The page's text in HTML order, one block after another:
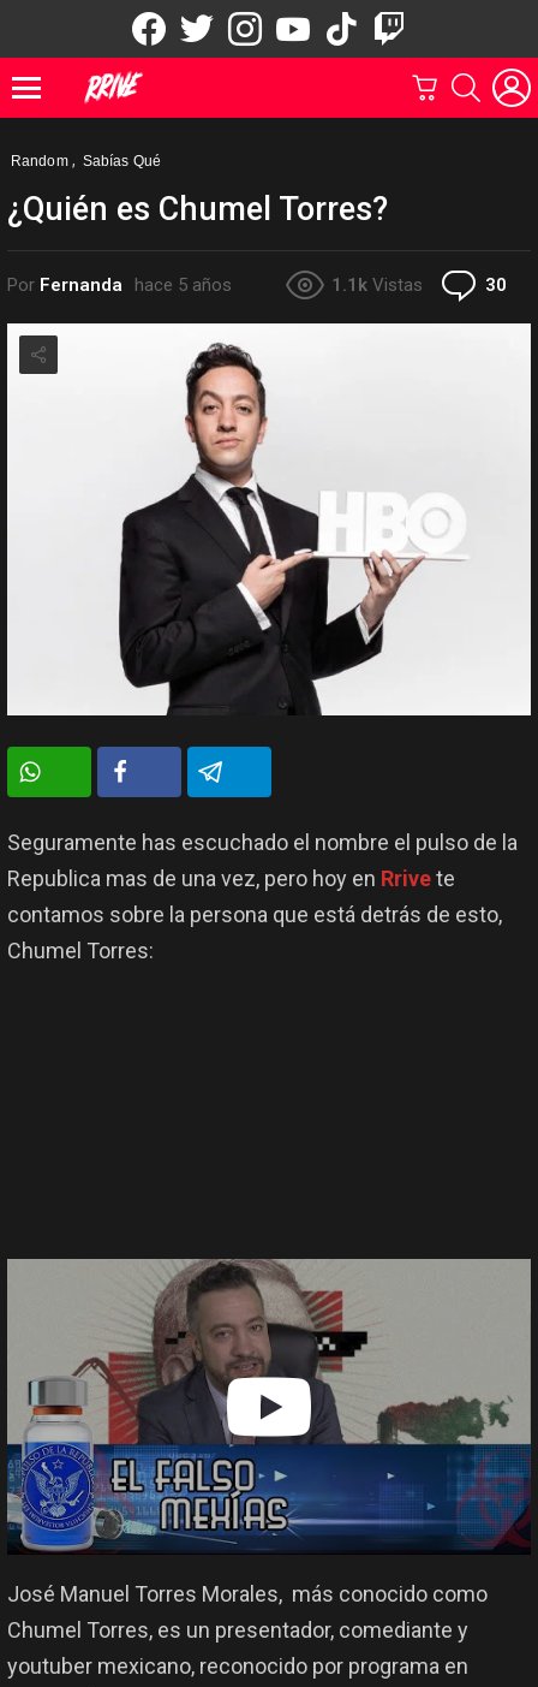
CARRITOBUSCAR
Random , Sabías Qué
¿Quién es Chumel Torres?
Por Fernanda hace 5 años 1.1k Vistas 30
Seguramente has escuchado el nombre el pulso de la
Republica mas de una vez, pero hoy en Rrivete
contamos sobre la persona que está detrás de esto,
Chumel Torres:
José Manuel Torres Morales​, ​ más conocido como
Chumel Torres, es un presentador, comediante y
youtuber mexicano, reconocido por programa en